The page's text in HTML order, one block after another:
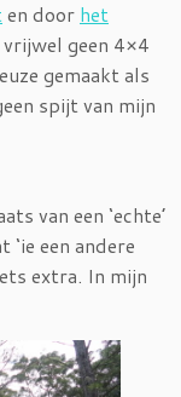
en door het
geen 4×4
gemaakt als
spijt van mijn
van een ‘echte’
een andere
extra. In mijn